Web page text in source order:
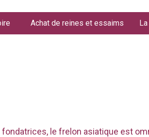
Achat de reines et essaims
le frelon asiatique est